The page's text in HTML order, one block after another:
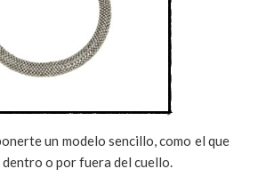
un modelo sencillo, como el que
dentro o por fuera del cuello.